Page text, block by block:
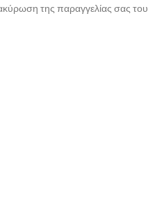
της παραγγελίας σας του